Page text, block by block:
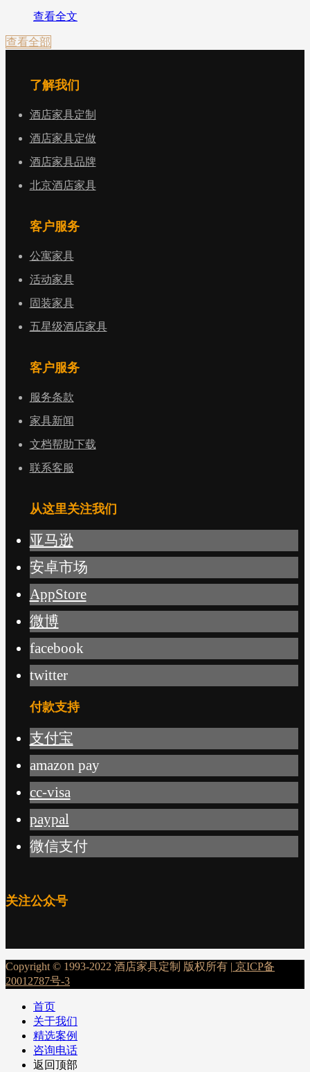
查看全文
查看全部
了解我们
酒店家具定制
酒店家具定做
酒店家具品牌
北京酒店家具
客户服务
公寓家具
活动家具
固装家具
五星级酒店家具
客户服务
服务条款
家具新闻
文档帮助下载
联系客服
从这里关注我们
亚马逊
安卓市场
AppStore
微博
facebook
twitter
付款支持
支付宝
amazon pay
cc-visa
paypal
微信支付
关注公众号
Copyright © 1993-2022 酒店家具定制 版权所有 | 京ICP备
20012787号-3
首页
关于我们
精选案例
咨询电话
返回顶部